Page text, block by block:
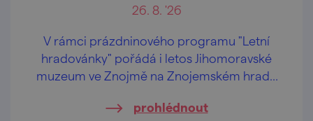
26. 8. '26
V rámci prázdninového programu "Letní
hradovánky" pořádá i letos Jihomoravské
muzeum ve Znojmě na Znojemském hradě
jejich pra/rodiče.
prohlédnout